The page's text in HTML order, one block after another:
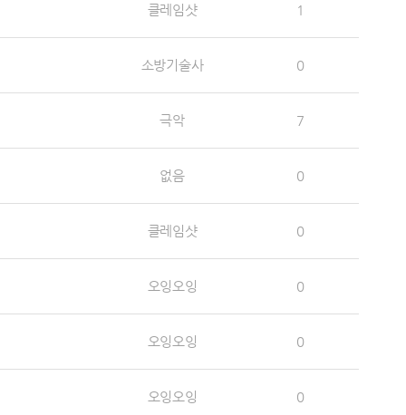
클레임샷 1
소방기술사 0
극악 7
없음 0
클레임샷 0
오잉오잉 0
오잉오잉 0
오잉오잉 0